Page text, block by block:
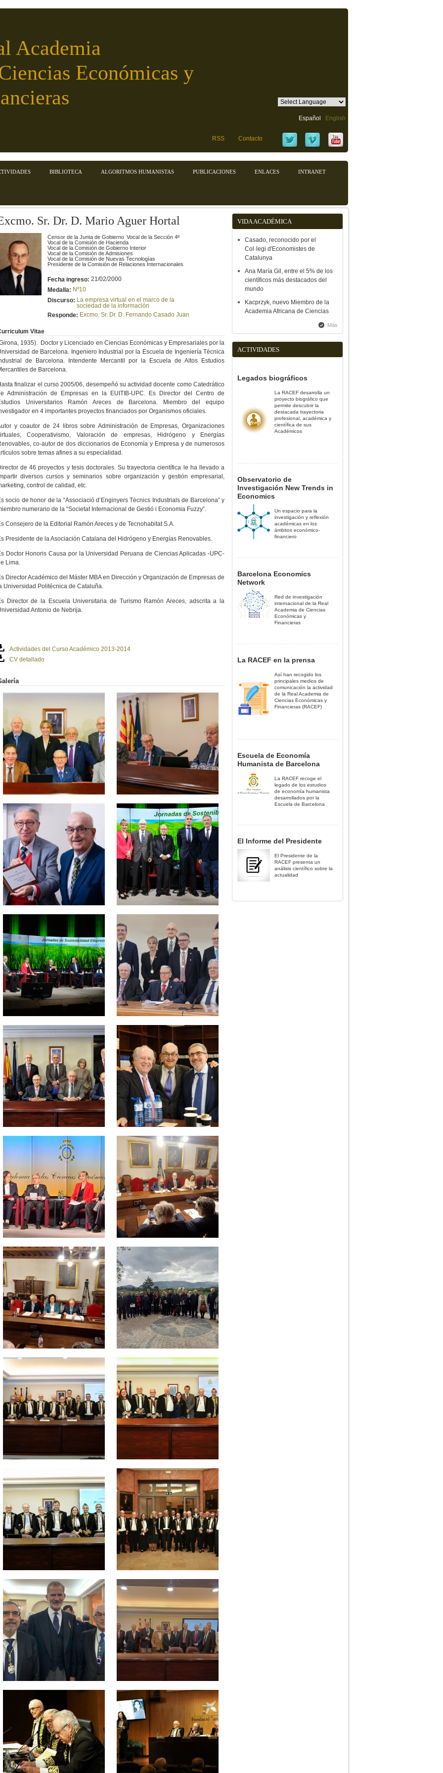
Academia
Económicas y
Español English
RSS Contacto
BIBLIOTECA ALGORITMOS HUMANISTAS PUBLICACIONES ENLACES INTRANET
Sr. Dr. D. Mario Aguer Hortal
Censor de la Junta de Gobierno Vocal de la Sección 4ª
Vocal de la Comisión de Hacienda
Vocal de la Comisión de Gobierno Interior
Vocal de la Comisión de Admisiones
Vocal de la Comisión de Nuevas Tecnologías
Presidente de la Comisión de Relaciones Internacionales
Fecha ingreso: 21/02/2000
Medalla: Nº10
Discurso: La empresa virtual en el marco de la
sociedad de la información
Responde: Excmo. Sr. Dr. D. Fernando Casado Juan
Vitae
1935). Doctor y Licenciado en Ciencias Económicas y Empresariales por la
de Barcelona. Ingeniero Industrial por la Escuela de Ingeniería Técnica
de Barcelona. Intendente Mercantil por la Escuela de Altos Estudios
de Barcelona.
finalizar el curso 2005/06, desempeñó su actividad docente como Catedrático
Administración de Empresas en la EUITIB-UPC. Es Director del Centro de
Universitarios Ramón Areces de Barcelona. Miembro del equipo
en 4 importantes proyectos financiados por Organismos oficiales.
y coautor de 24 libros sobre Administración de Empresas, Organizaciones
Cooperativismo, Valoración de empresas, Hidrógeno y Energías
co-autor de dos diccionarios de Economía y Empresa y de numerosos
sobre temas afines a su especialidad.
de 46 proyectos y tesis doctorales. Su trayectoria científica le ha llevado a
diversos cursos y seminarios sobre organización y gestión empresarial,
control de calidad, etc.
socio de honor de la “Associació d’Enginyers Tècnics Industrials de Barcelona” y
numerario de la “Societat Internacional de Gestió i Economia Fuzzy”.
Consejero de la Editorial Ramón Areces y de Tecnohabitat S.A.
Presidente de la Asociación Catalana del Hidrógeno y Energías Renovables.
Doctor Honoris Causa por la Universidad Peruana de Ciencias Aplicadas -UPC-
Lima.
Director Académico del Máster MBA en Dirección y Organización de Empresas de
Universidad Politécnica de Cataluña.
Director de la Escuela Universitaria de Turismo Ramón Areces, adscrita a la
Antonio de Nebrija.
Actividades del Curso Académico 2013-2014
CV detallado
VIDA ACADÉMICA
Casado, reconocido por el
Col·legi d'Economistes de
Catalunya
Ana María Gil, entre el 5% de los
científicos más destacados del
mundo
Kacprzyk, nuevo Miembro de la
Academia Africana de Ciencias
Más
ACTIVIDADES
Legados biográficos
La RACEF desarrolla un
proyecto biográfico que
permite descubrir la
destacada trayectoria
profesional, académica y
científica de sus
Académicos
Observatorio de
Investigación New Trends in
Economics
Un espacio para la
investigación y reflexión
académicas en los
ámbitos económico-
financiero
Barcelona Economics
Network
Red de investigación
internacional de la Real
Academia de Ciencias
Económicas y
Financieras
La RACEF en la prensa
Así han recogido los
principales medios de
comunicación la actividad
de la Real Academia de
Ciencias Económicas y
Financieras (RACEF)
Escuela de Economía
Humanista de Barcelona
La RACEF recoge el
legado de los estudios
de economía humanista
desarrollados por la
Escuela de Barcelona
El Informe del Presidente
El Presidente de la
RACEF presenta un
análisis científico sobre la
actualidad